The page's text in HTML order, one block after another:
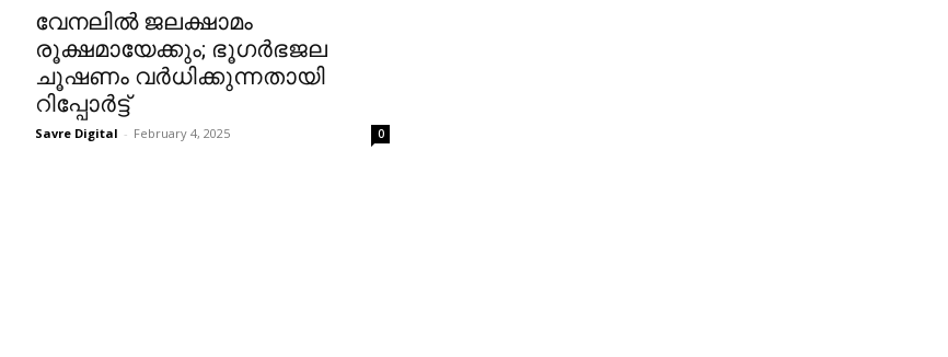
വേനലിൽ ജലക്ഷാമം
രൂക്ഷമായേക്കും; ഭൂഗർഭജല
ചൂഷണം വർധിക്കുന്നതായി
റിപ്പോർട്ട്‌
Savre Digital - February 4, 2025 0